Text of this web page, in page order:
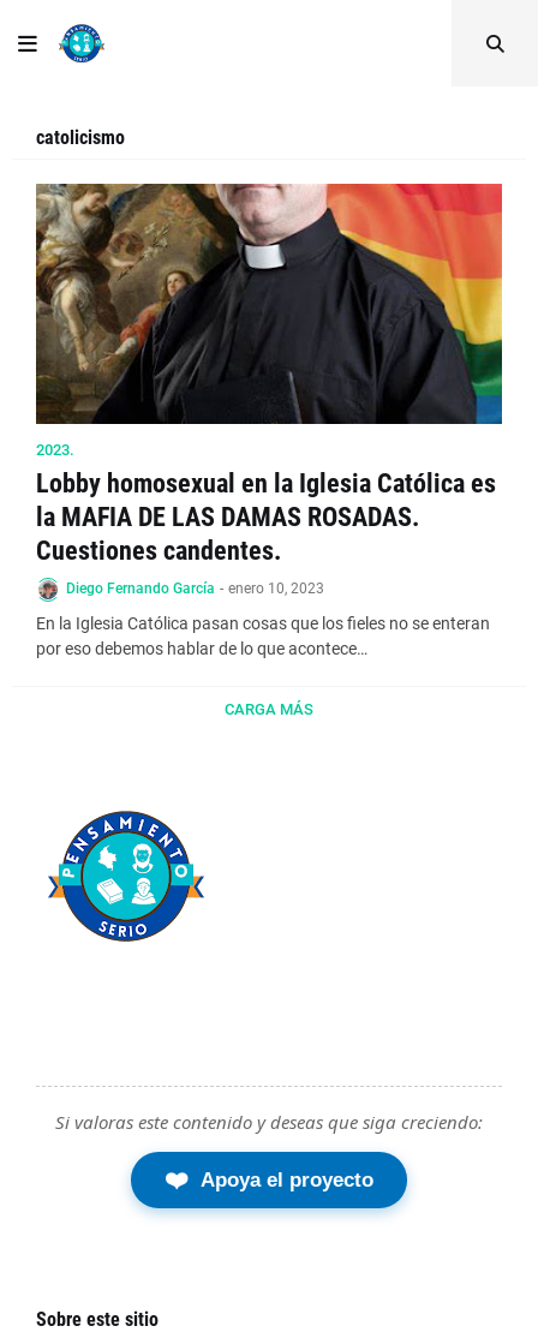
catolicismo
2023.
Lobby homosexual en la Iglesia Católica es
la MAFIA DE LAS DAMAS ROSADAS.
Cuestiones candentes.
Diego Fernando García - enero 10, 2023
En la Iglesia Católica pasan cosas que los fieles no se enteran
por eso debemos hablar de lo que acontece…
CARGA MÁS
Si valoras este contenido y deseas que siga creciendo:
❤️ Apoya el proyecto
Sobre este sitio